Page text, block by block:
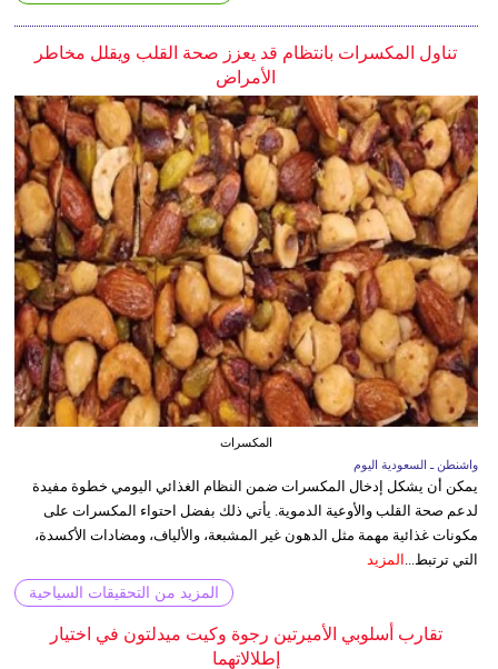
تناول المكسرات بانتظام قد يعزز صحة القلب ويقلل مخاطر
الأمراض
المكسرات
واشنطن ـ السعودية اليوم
يمكن أن يشكل إدخال المكسرات ضمن النظام الغذائي اليومي خطوة مفيدة
لدعم صحة القلب والأوعية الدموية. يأتي ذلك بفضل احتواء المكسرات على
مكونات غذائية مهمة مثل الدهون غير المشبعة، والألياف، ومضادات الأكسدة،
التي ترتبط... المزيد
المزيد من التحقيقات السياحية
تقارب أسلوبي الأميرتين رجوة وكيت ميدلتون في اختيار
إطلالاتهما